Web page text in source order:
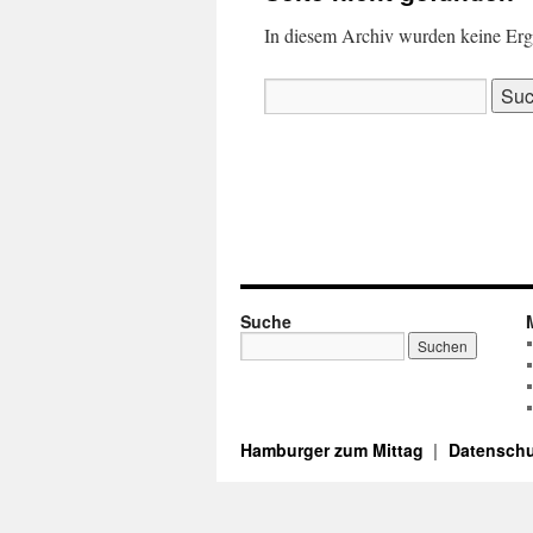
In diesem Archiv wurden keine
nach:
Suche
Hamburger zum Mittag